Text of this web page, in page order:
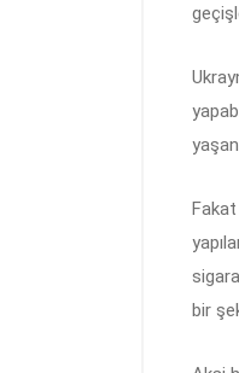
Fakat
bir